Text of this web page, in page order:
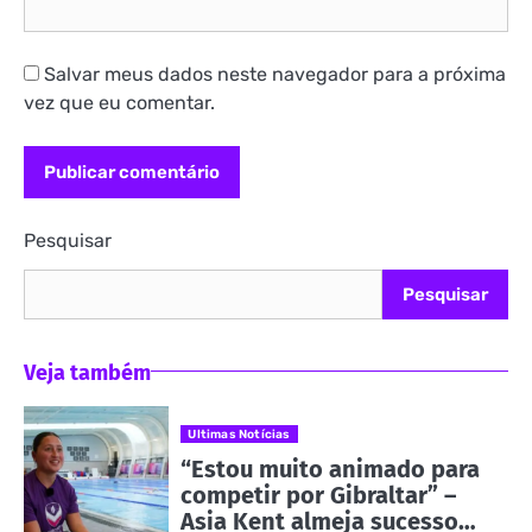
Salvar meus dados neste navegador para a próxima
vez que eu comentar.
Pesquisar
Pesquisar
Veja também
Ultimas Notícias
“Estou muito animado para
competir por Gibraltar” –
Asia Kent almeja sucesso